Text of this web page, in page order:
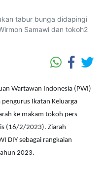
tabur bunga didapingi
Samawi dan tokoh2
Wartawan Indonesia (PWI)
Ikatan Keluarga
ke makam tokoh pers
(16/2/2023). Ziarah
DIY sebagai rangkaian
2023.